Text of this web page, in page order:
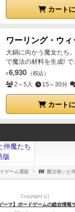
カート
ワーリング・ウィ
大鍋に向かう魔女たち
で魔法の材料を生成! で
¥ 6,930 （税込）
2～5人 15～30分
カート
ゲーム通販 魔法使いと
Copyright (c)
ーマ】ボードゲームの総合情報